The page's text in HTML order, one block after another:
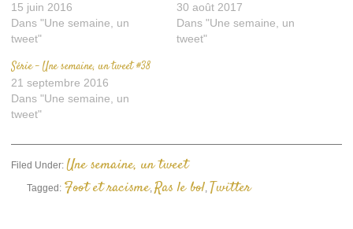
15 juin 2016
Dans "Une semaine, un
tweet"
30 août 2017
Dans "Une semaine, un
tweet"
Série – Une semaine, un tweet #38
21 septembre 2016
Dans "Une semaine, un
tweet"
Filed Under:Une semaine, un tweet
Tagged: Foot et racisme,Ras le bol, Twitter